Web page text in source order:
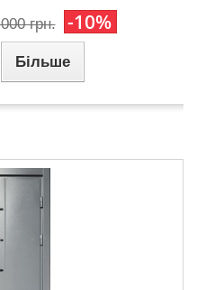
грн. -10%
Більше